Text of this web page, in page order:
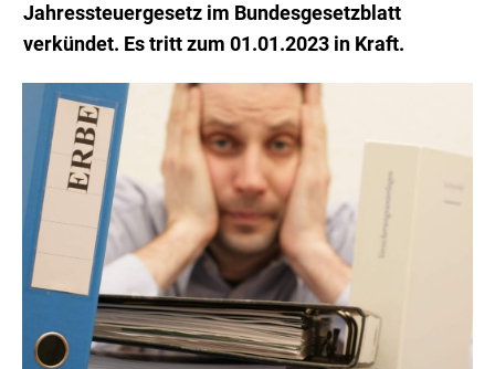
Jahressteuergesetz im Bundesgesetzblatt
verkündet. Es tritt zum 01.01.2023 in Kraft.